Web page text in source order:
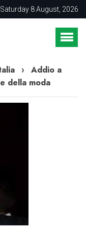
Saturday 8 August, 2026
›
Addio a
della moda